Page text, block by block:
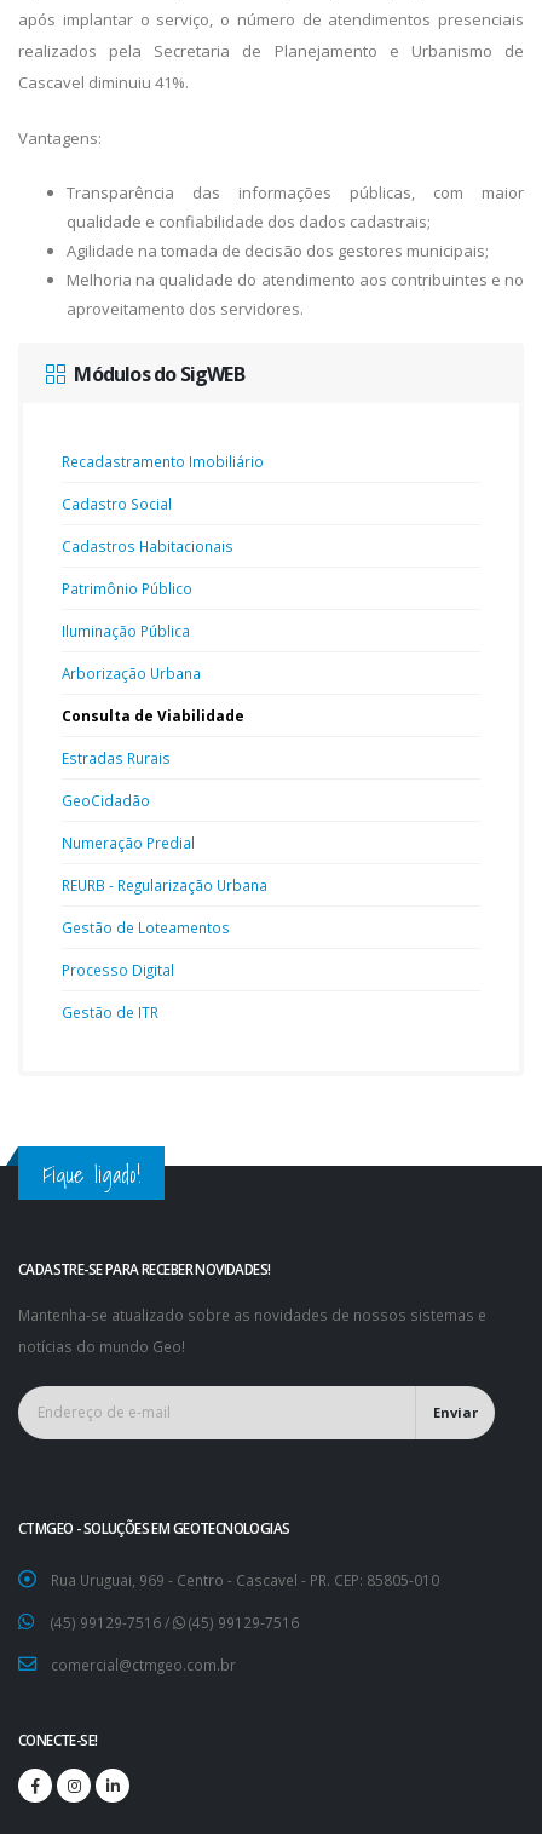
após implantar o serviço, o número de atendimentos presenciais
realizados pela Secretaria de Planejamento e Urbanismo de
Cascavel diminuiu 41%.
Vantagens:
Transparência das informações públicas, com maior
qualidade e confiabilidade dos dados cadastrais;
Agilidade na tomada de decisão dos gestores municipais;
Melhoria na qualidade do atendimento aos contribuintes e no
aproveitamento dos servidores.
Módulos do SigWEB
Recadastramento Imobiliário
Cadastro Social
Cadastros Habitacionais
Patrimônio Público
Iluminação Pública
Arborização Urbana
Consulta de Viabilidade
Estradas Rurais
GeoCidadão
Numeração Predial
REURB - Regularização Urbana
Gestão de Loteamentos
Processo Digital
Gestão de ITR
Fique ligado!
CADASTRE-SE PARA RECEBER NOVIDADES!
Mantenha-se atualizado sobre as novidades de nossos sistemas e
notícias do mundo Geo!
Enviar
CTMGEO - SOLUÇÕES EM GEOTECNOLOGIAS
Rua Uruguai, 969 - Centro - Cascavel - PR. CEP: 85805-010
(45) 99129-7516/ (45) 99129-7516
comercial@ctmgeo.com.br
CONECTE-SE!